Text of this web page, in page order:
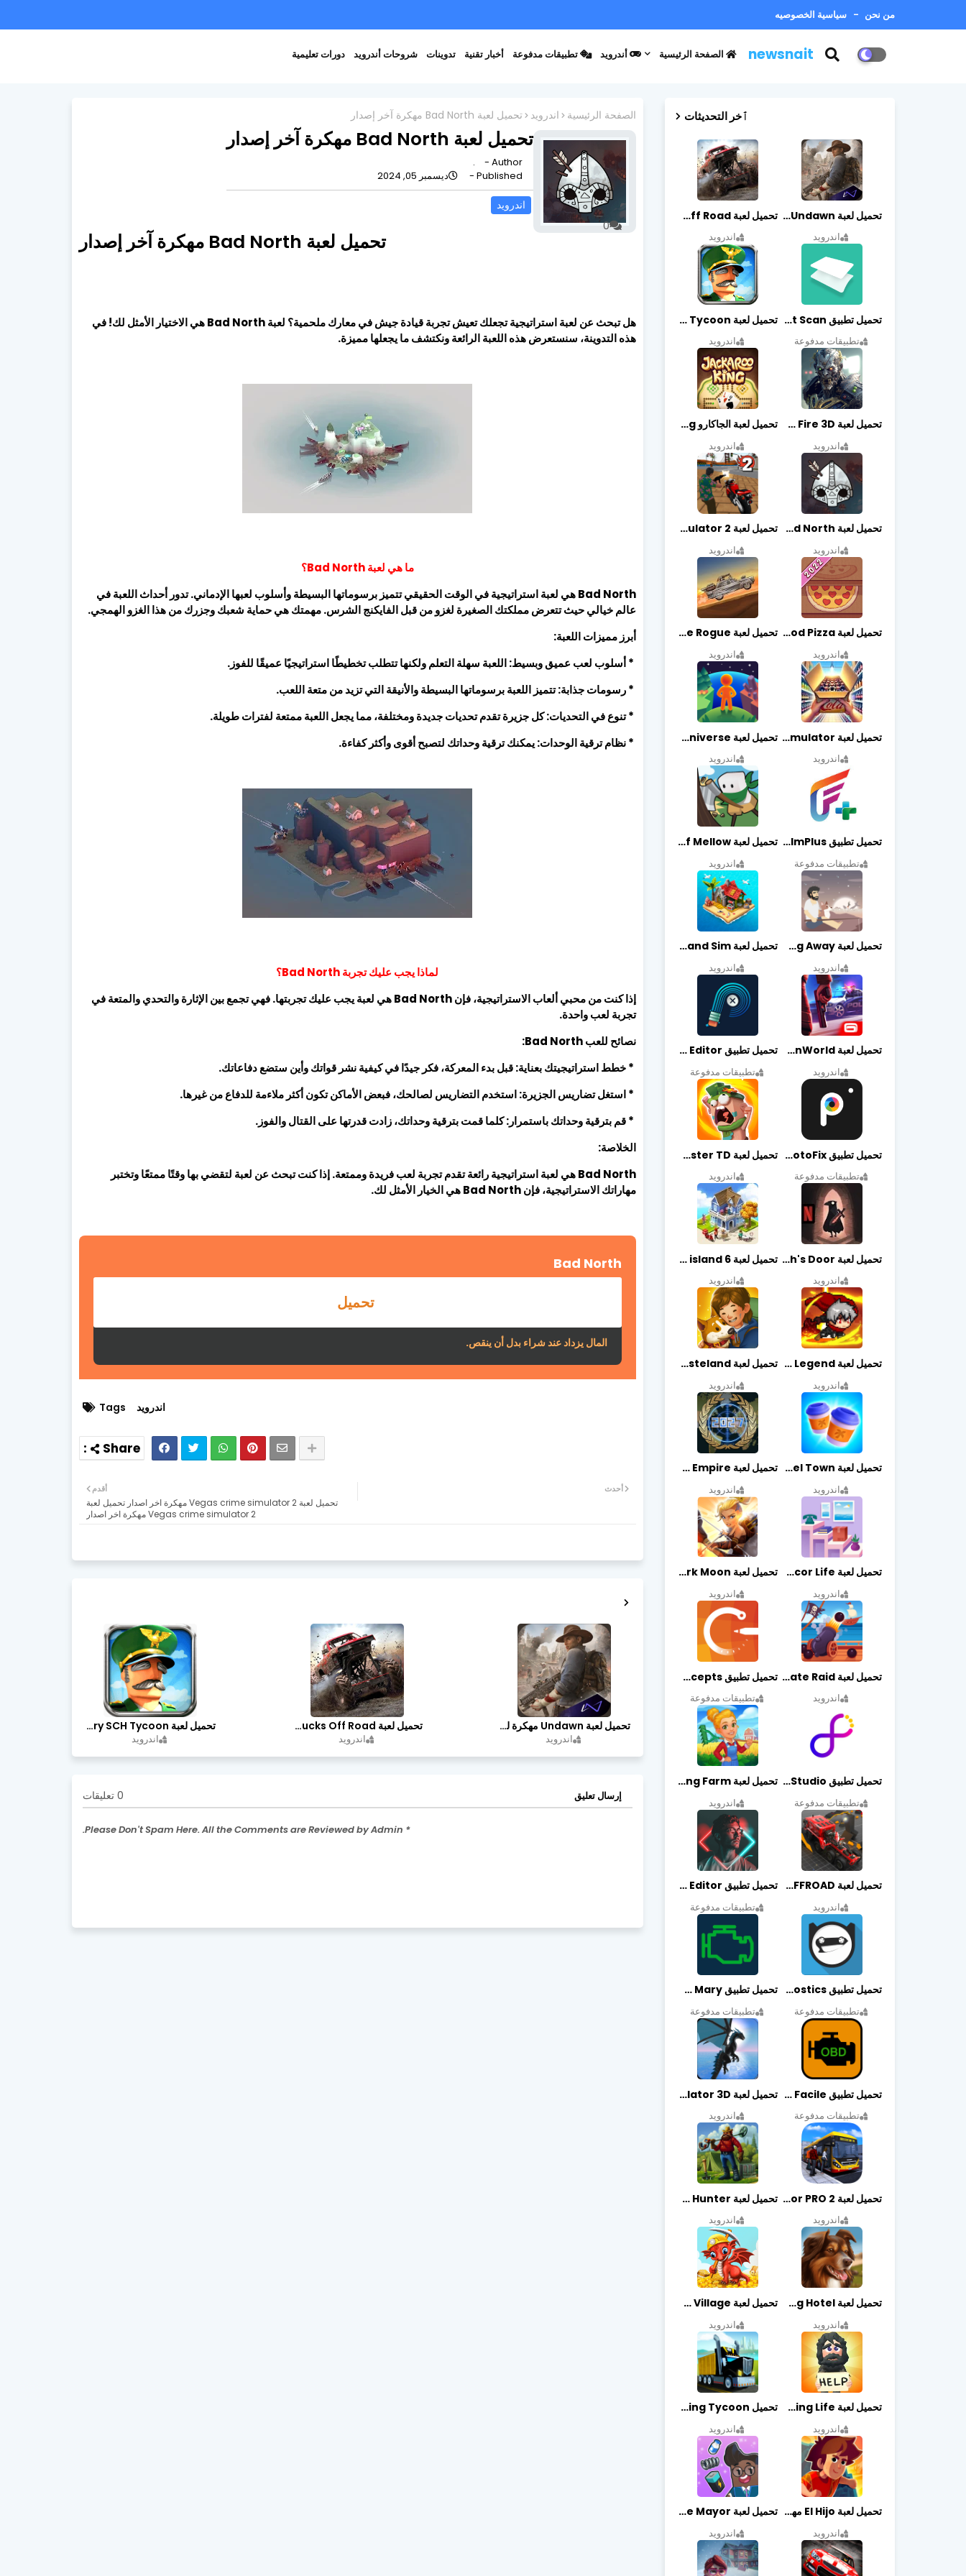
من نحن سياسية الخصوصيه
newsnait دورات تعليمية شروحات أندرويد تدوينات أخبار تقنية تطبيقات مدفوعة أندرويد الصفحة الرئيسية
الصفحة الرئيسية اندرويد تحميل لعبة Bad North مهكرة آخر إصدار
تحميل لعبة Bad North مهكرة آخر إصدار
Author -
.
Published -
ديسمبر 05, 2024
اندرويد
0
تحميل لعبة Bad North مهكرة آخر إصدار
هل تبحث عن لعبة استراتيجية تجعلك تعيش تجربة قيادة جيش في معارك ملحمية؟ لعبة Bad North هي الاختيار الأمثل لك! في
هذه التدوينة، سنستعرض هذه اللعبة الرائعة ونكتشف ما يجعلها مميزة.
ما هي لعبة Bad North؟
Bad North هي لعبة استراتيجية في الوقت الحقيقي تتميز برسوماتها البسيطة وأسلوب لعبها الإدماني. تدور أحداث اللعبة في
عالم خيالي حيث تتعرض مملكتك الصغيرة لغزو من قبل الفايكنج الشرس. مهمتك هي حماية شعبك وجزرك من هذا الغزو الهمجي.
أبرز مميزات اللعبة:
* أسلوب لعب عميق وبسيط: اللعبة سهلة التعلم ولكنها تتطلب تخطيطًا استراتيجيًا عميقًا للفوز.
* رسومات جذابة: تتميز اللعبة برسوماتها البسيطة والأنيقة التي تزيد من متعة اللعب.
* تنوع في التحديات: كل جزيرة تقدم تحديات جديدة ومختلفة، مما يجعل اللعبة ممتعة لفترات طويلة.
* نظام ترقية الوحدات: يمكنك ترقية وحداتك لتصبح أقوى وأكثر كفاءة.
لماذا يجب عليك تجربة Bad North؟
إذا كنت من محبي ألعاب الاستراتيجية، فإن Bad North هي لعبة يجب عليك تجربتها. فهي تجمع بين الإثارة والتحدي والمتعة في
تجربة لعب واحدة.
نصائح للعب Bad North:
* خطط استراتيجيتك بعناية: قبل بدء المعركة، فكر جيدًا في كيفية نشر قواتك وأين ستضع دفاعاتك.
* استغل تضاريس الجزيرة: استخدم التضاريس لصالحك، فبعض الأماكن تكون أكثر ملاءمة للدفاع من غيرها.
* قم بترقية وحداتك باستمرار: كلما قمت بترقية وحداتك، زادت قدرتها على القتال والفوز.
الخلاصة:
Bad North هي لعبة استراتيجية رائعة تقدم تجربة لعب فريدة وممتعة. إذا كنت تبحث عن لعبة لتقضي بها وقتًا ممتعًا وتختبر
مهاراتك الاستراتيجية، فإن Bad North هي الخيار الأمثل لك.
Bad North
تحميل
المال يزداد عند شراء بدل أن ينقص.
Tags اندرويد
أحدث أقدم
تحميل لعبة Vegas crime simulator 2 مهكرة اخر اصدار تحميل لعبة
Vegas crime simulator 2 مهكرة اخر اصدار
تحميل لعبة Undawn مهكرة للأندرويد أخر إصدار | تحميل مباشر + موارد غير محدودة
اندرويد
تحميل لعبة Trucks Off Road مهكرة اخر اصدار
اندرويد
تحميل لعبة Idle Military SCH Tycoon مهكرة آخر إصدار
اندرويد
إرسال تعليق 0 تعليقات
* Please Don't Spam Here. All the Comments are Reviewed by Admin.
ٱخر التحديثات
تحميل لعبة Undawn مهكرة للأندرويد أخر إصدار | تحميل مباشر + موارد غير محدودة
اندرويد
تحميل لعبة Trucks Off Road مهكرة اخر اصدار
اندرويد
تحميل تطبيق vFlat Scan مهكر آخر إصدار
تطبيقات مدفوعة
تحميل لعبة Idle Military SCH Tycoon مهكرة آخر إصدار
اندرويد
تحميل لعبة Zombie Fire 3D مهكرة آخر إصدار
اندرويد
تحميل لعبة الجاكارو jackaroo king آخر إصدار
اندرويد
تحميل لعبة Bad North مهكرة آخر إصدار
اندرويد
تحميل لعبة Vegas crime simulator 2 مهكرة اخر اصدار
اندرويد
تحميل لعبة Good Pizza مهكرة اخر اصدار
اندرويد
تحميل لعبة Earn to Die Rogue مهكرة اخر اصدار
اندرويد
تحميل لعبة Retail Store Simulator مهكرة اخر اصدار
اندرويد
تحميل لعبة My Little Universe مهكرة أخر إصدار
اندرويد
تحميل تطبيق FilmPlus أخر إصدار
تطبيقات مدفوعة
تحميل لعبة Life of Mellow مهكرة أخر إصدار
اندرويد
تحميل لعبة Casting Away مهكرة أخر إصدار
اندرويد
تحميل لعبة Fantasy Island Sim مهكرة أخر إصدار
اندرويد
تحميل لعبة Gangstar New Orleans OpenWorld مهكرة أخر إصدار
اندرويد
تحميل تطبيق Retouch Remove Objects Editor مهكرة اخر إصدار
تطبيقات مدفوعة
تحميل تطبيق PhotoFix مهكر آخر إصدار
تطبيقات مدفوعة
تحميل لعبة Candy Disaster TD مهكرة اخر إصدار
اندرويد
تحميل لعبة Death's Door مهكرة أخر إصدار
اندرويد
تحميل لعبة city island 6 مهكرة أخر إصدار
اندرويد
تحميل لعبة Slayer Legend مهكرة أخر إصدار
اندرويد
تحميل لعبة Merge Survival : Wasteland مهكرة أخر إصدار
اندرويد
تحميل لعبة Travel Town مهكرة أخر إصدار
اندرويد
تحميل لعبة World Empire مهكرة أخر إصدار
اندرويد
تحميل لعبة Decor Life مهكرة أخر إصدار
اندرويد
تحميل لعبة Lionheart: Dark Moon مهكرة أخر إصدار
اندرويد
تحميل لعبة Pirate Raid مهكرة أخر إصدار
اندرويد
تحميل تطبيق Concepts مهكر أخر إصدار
تطبيقات مدفوعة
تحميل تطبيق Graphic Studio مهكر أخر إصدار
تطبيقات مدفوعة
تحميل لعبة Cooking Farm مهكرة أخر إصدار
اندرويد
تحميل لعبة PROJECT:OFFROAD مهكرة أخر إصدار
اندرويد
تحميل تطبيق NeonArt Photo Editor مهكر أخر إصدار
تطبيقات مدفوعة
تحميل تطبيق OBDeleven Car Diagnostics مهكر أخر إصدار
تطبيقات مدفوعة
تحميل تطبيق Obd Mary مهكر أخر إصدار
تطبيقات مدفوعة
تحميل تطبيق EOBD Facile مهكر أخر إصدار
تطبيقات مدفوعة
تحميل لعبة Dragon Simulator 3D مهكرة أخر إصدار
اندرويد
تحميل لعبة Bus Simulator PRO 2 مهكرة أخر إصدار
اندرويد
تحميل لعبة Treasure Hunter مهكرة أخر إصدار
اندرويد
تحميل لعبة Dog Hotel مهكرة أخر إصدار
اندرويد
تحميل لعبة Dragon Village مهكرة أخر إصدار
اندرويد
تحميل لعبة Begging Life مهكرة أخر إصدار
اندرويد
تحميل Transit King Tycoon مهكرة أخر إصدار
اندرويد
تحميل لعبة El Hijo مهكرة أخر إصدار
اندرويد
تحميل لعبة Merge Mayor مهكرة أخر إصدار
اندرويد